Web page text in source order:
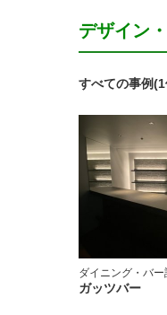
デザイン
すべての事例
ダイニング・バー
ガッツバー